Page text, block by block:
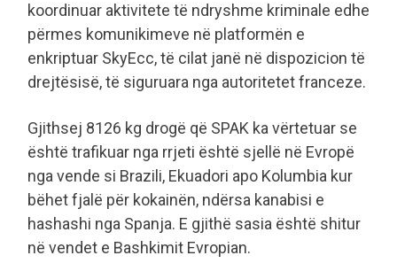
koordinuar aktivitete të ndryshme kriminale edhe
përmes komunikimeve në platformën e
enkriptuar SkyEcc, të cilat janë në dispozicion të
drejtësisë, të siguruara nga autoritetet franceze.
Gjithsej 8126 kg drogë që SPAK ka vërtetuar se
është trafikuar nga rrjeti është sjellë në Evropë
nga vende si Brazili, Ekuadori apo Kolumbia kur
bëhet fjalë për kokainën, ndërsa kanabisi e
hashashi nga Spanja. E gjithë sasia është shitur
në vendet e Bashkimit Evropian.